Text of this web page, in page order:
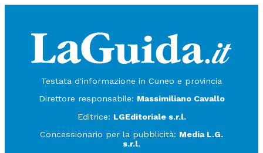
Testata d'informazione in Cuneo e provincia
Direttore responsabile: Massimiliano Cavallo
Editrice: LGEditoriale s.r.l.
Concessionario per la pubblicità: Media L.G.
s.r.l.